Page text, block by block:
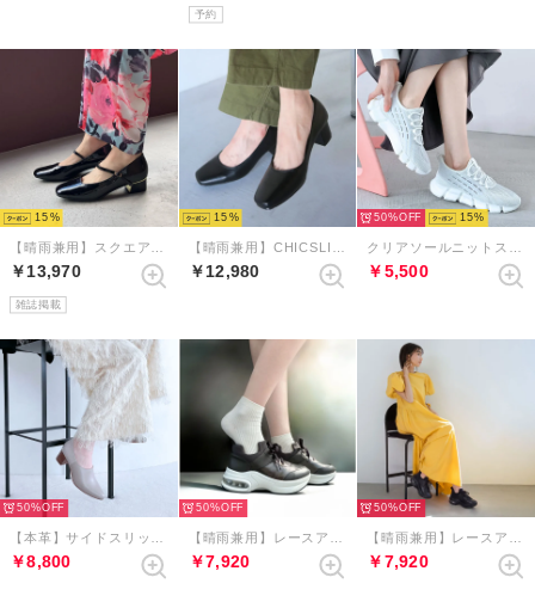
予約
15
￥13,970
雑誌掲載
15
￥12,980
50% 15
￥5,500
50%
￥8,800
50%
￥7,920
50%
￥7,920